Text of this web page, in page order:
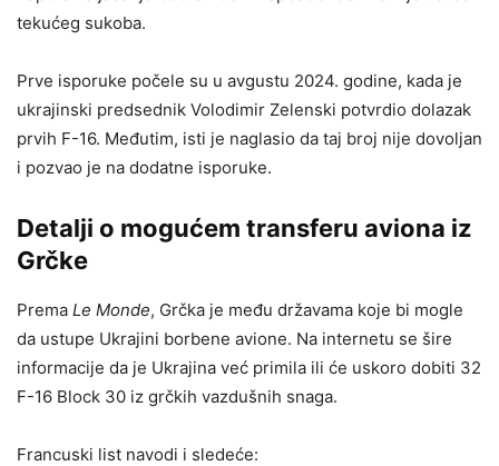
tekućeg sukoba.
Prve isporuke počele su u avgustu 2024. godine, kada je
ukrajinski predsednik Volodimir Zelenski potvrdio dolazak
prvih F-16. Međutim, isti je naglasio da taj broj nije dovoljan
i pozvao je na dodatne isporuke.
Detalji o mogućem transferu aviona iz
Grčke
Prema Le Monde, Grčka je među državama koje bi mogle
da ustupe Ukrajini borbene avione. Na internetu se šire
informacije da je Ukrajina već primila ili će uskoro dobiti 32
F-16 Block 30 iz grčkih vazdušnih snaga.
Francuski list navodi i sledeće: